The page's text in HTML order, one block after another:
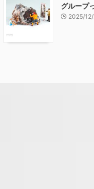
グループ
2025/